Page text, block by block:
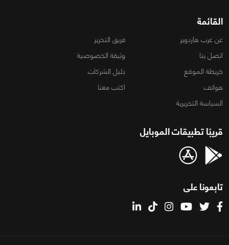
القائمة
عن عرب هاردوير
فريق التحرير
اتصل بنا
وثيقة الخصوصية
خريطة الموقع
دليل الشركات
هواتف
اكتب معنا
السياسة التحريرية
قريبًا تطبيقات الموبايل
تابعونا على